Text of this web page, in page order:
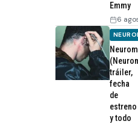
Emmy
6
tráiler,
fecha
de
estreno
y todo